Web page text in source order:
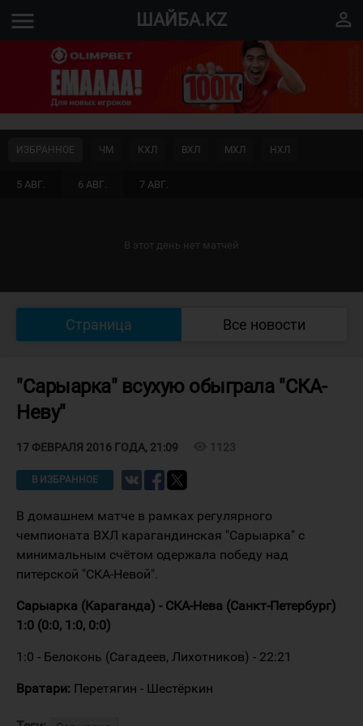
menu ШАЙБА.KZ perm_identity
5 АВГ. 6 АВГ. 7 АВГ.
ИЗБРАННОЕ ЧМ КХЛ ВХЛ МХЛ НХЛ
В этот день нет матчей
Страница Все новости
"Сарыарка" всухую обыграла "СКА-
Неву"
17 ФЕВРАЛЯ 2016 ГОДА, 21:09 1123
В ИЗБРАННОЕ
В домашнем матче в рамках регулярного
чемпионата ВХЛ карагандинская "Сарыарка" с
минимальным счётом одержала победу над
питерской "СКА-Невой".
Сарыарка (Караганда) - СКА-Нева (Санкт-Петербург)
1:0 (0:0, 1:0, 0:0)
1:0 - Белоконь (Сагадеев, Лихотников) - 22:21
Вратари: Перетягин - Шестёркин